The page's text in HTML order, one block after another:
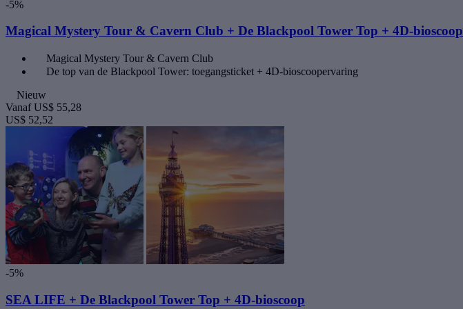
-5%
Magical Mystery Tour & Cavern Club + De Blackpool Tower Top + 4D-bioscoop
Magical Mystery Tour & Cavern Club
De top van de Blackpool Tower: toegangsticket + 4D-bioscoopervaring
Nieuw
Vanaf US$ 55,28
US$ 52,52
-5%
SEA LIFE + De Blackpool Tower Top + 4D-bioscoop